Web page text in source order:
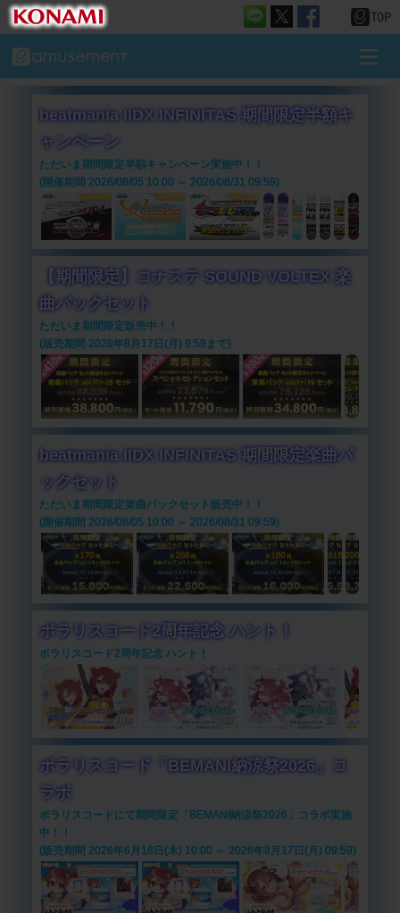
beatmania IIDX INFINITAS 期間限定半額キ
ャンペーン
ただいま期間限定半額キャンペーン実施中！！
(開催期間 2026/08/05 10:00 ～ 2026/08/31 09:59)
【期間限定】コナステ SOUND VOLTEX 楽
曲パックセット
ただいま期間限定販売中！！
(販売期間 2026年8月17日(月) 9:59まで)
beatmania IIDX INFINITAS 期間限定楽曲パ
ックセット
ただいま期間限定楽曲パックセット販売中！！
(開催期間 2026/08/05 10:00 ～ 2026/08/31 09:59)
ポラリスコード2周年記念 ハント！
ポラリスコード2周年記念 ハント！
ポラリスコード「BEMANI納涼祭2026」コ
ラボ
ポラリスコードにて期間限定「BEMANI納涼祭2026」コラボ実施
中！！
(販売期間 2026年6月18日(木) 10:00 ～ 2026年8月17日(月) 09:59)